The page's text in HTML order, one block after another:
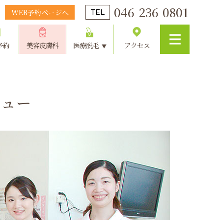
WEB予約ページへ TEL 046-236-0801
約 美容皮膚科 医療脱毛 アクセス
ー